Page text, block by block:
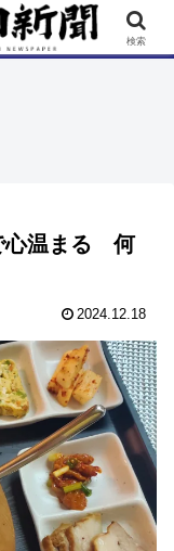
街ネタ イベント
心温まる 何
2024.12.18
検索